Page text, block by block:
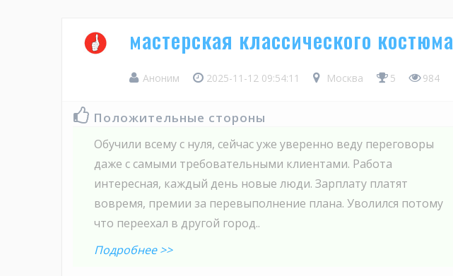
мастерская классического костюма
Аноним 2025-11-12 09:54:11 Москва 5 984
Положительные стороны
Обучили всему с нуля, сейчас уже уверенно веду переговоры
даже с самыми требовательными клиентами. Работа
интересная, каждый день новые люди. Зарплату платят
вовремя, премии за перевыполнение плана. Уволился потому
что переехал в другой город..
Подробнее >>